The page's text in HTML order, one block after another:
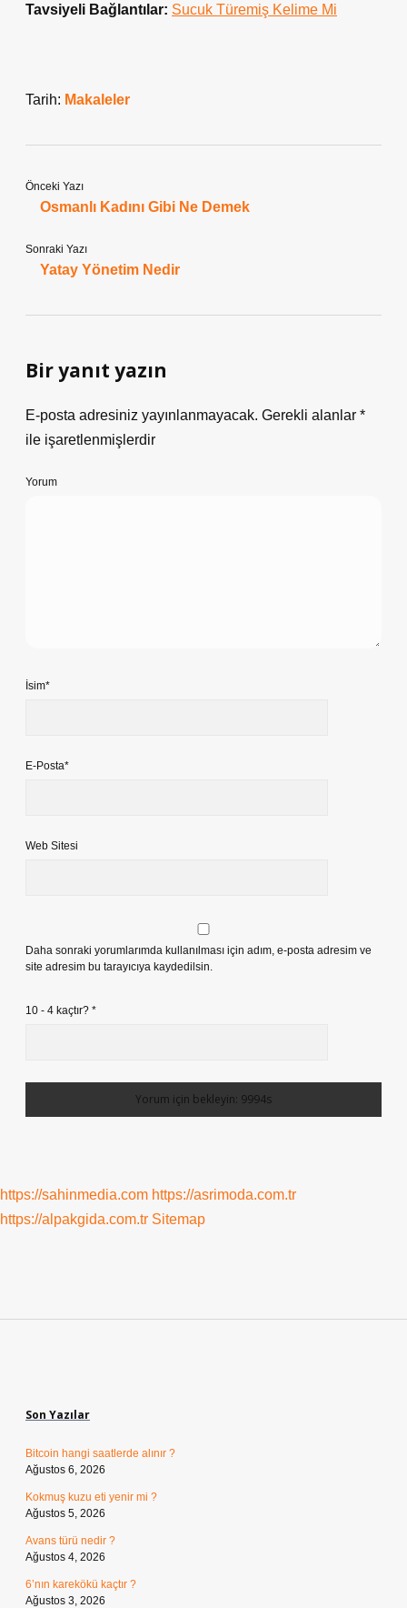
Tavsiyeli Bağlantılar: Sucuk Türemiş Kelime Mi
Tarih: Makaleler
Önceki Yazı
Osmanlı Kadını Gibi Ne Demek
Sonraki Yazı
Yatay Yönetim Nedir
Bir yanıt yazın
E-posta adresiniz yayınlanmayacak. Gerekli alanlar *
ile işaretlenmişlerdir
Yorum
İsim*
E-Posta*
Web Sitesi
Daha sonraki yorumlarımda kullanılması için adım, e-posta adresim ve
site adresim bu tarayıcıya kaydedilsin.
10 - 4 kaçtır? *
https://sahinmedia.com https://asrimoda.com.tr
https://alpakgida.com.tr Sitemap
Son Yazılar
Bitcoin hangi saatlerde alınır ?
Ağustos 6, 2026
Kokmuş kuzu eti yenir mi ?
Ağustos 5, 2026
Avans türü nedir ?
Ağustos 4, 2026
6’nın karekökü kaçtır ?
Ağustos 3, 2026